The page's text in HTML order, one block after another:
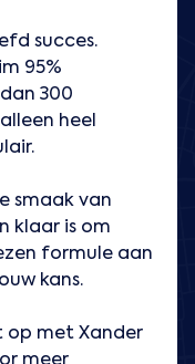
succes.
95%
300
heel
smaak van
klaar is om
formule aan
kans.
op met Xander